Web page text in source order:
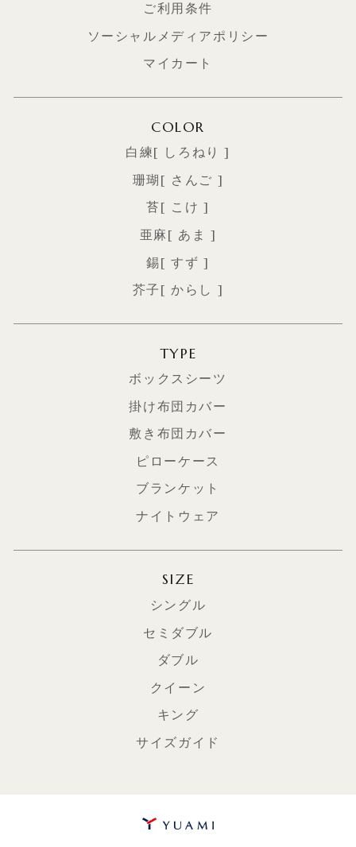
ご利用条件
ソーシャルメディアポリシー
マイカート
COLOR
白練[ しろねり ]
珊瑚[ さんご ]
苔[ こけ ]
亜麻[ あま ]
錫[ すず ]
芥子[ からし ]
TYPE
ボックスシーツ
掛け布団カバー
敷き布団カバー
ピローケース
ブランケット
ナイトウェア
SIZE
シングル
セミダブル
ダブル
クイーン
キング
サイズガイド